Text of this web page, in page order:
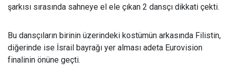
şarkısı sırasında sahneye el ele çıkan 2 dansçı dikkati çekti.
Bu dansçıların birinin üzerindeki kostümün arkasında Filistin,
diğerinde ise İsrail bayrağı yer alması adeta Eurovision
finalinin önüne geçti.